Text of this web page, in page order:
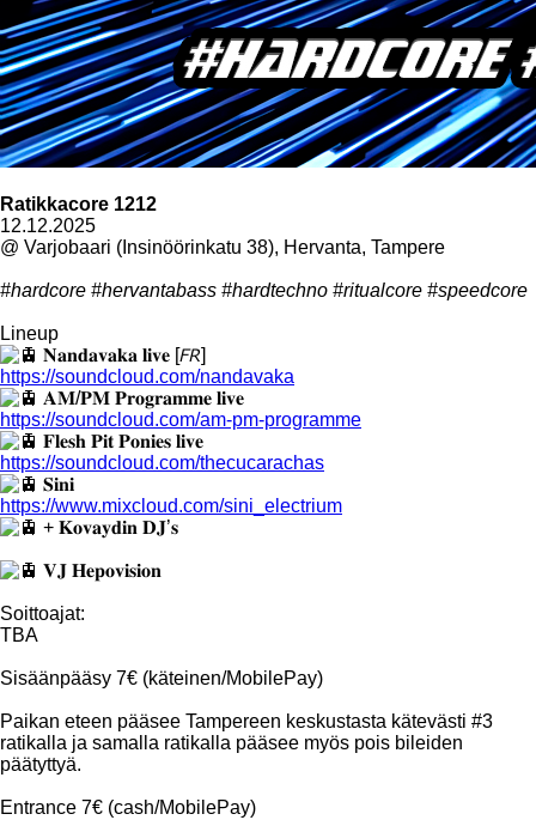
Ratikkacore 1212
12.12.2025
@ Varjobaari (Insinöörinkatu 38), Hervanta, Tampere
#hardcore #hervantabass #hardtechno #ritualcore #speedcore
Lineup
𝐍𝐚𝐧𝐝𝐚𝐯𝐚𝐤𝐚 𝐥𝐢𝐯𝐞 [𝘍𝘙]
https://soundcloud.com/nandavaka
𝐀𝐌/𝐏𝐌 𝐏𝐫𝐨𝐠𝐫𝐚𝐦𝐦𝐞 𝐥𝐢𝐯𝐞
https://soundcloud.com/am-pm-programme
𝐅𝐥𝐞𝐬𝐡 𝐏𝐢𝐭 𝐏𝐨𝐧𝐢𝐞𝐬 𝐥𝐢𝐯𝐞
https://soundcloud.com/thecucarachas
𝐒𝐢𝐧𝐢
https://www.mixcloud.com/sini_electrium
+ 𝐊𝐨𝐯𝐚𝐲𝐝𝐢𝐧 𝐃𝐉’𝐬
𝐕𝐉 𝐇𝐞𝐩𝐨𝐯𝐢𝐬𝐢𝐨𝐧
Soittoajat:
TBA
Sisäänpääsy 7€ (käteinen/MobilePay)
Paikan eteen pääsee Tampereen keskustasta kätevästi #3
ratikalla ja samalla ratikalla pääsee myös pois bileiden
päätyttyä.
Entrance 7€ (cash/MobilePay)